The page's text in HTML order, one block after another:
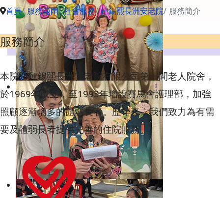
首頁 服務範圍 社會服務 鍾錫熙長洲安老院 服務簡介
服務簡介
本院乃鍾錫熙長洲安老院有限公司第一間老人院舍，
於1969年成立，至1993年增設賽馬會護理部，加強
照顧逐漸增多的體弱長者。歷年來，我們致力為有需
要及體弱長者提供完善的住院服務。